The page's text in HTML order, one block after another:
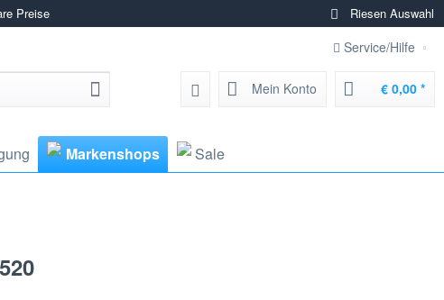
Preise Riesen Auswahl
Service/Hilfe
Mein Konto € 0,00 *
Markenshops Sale